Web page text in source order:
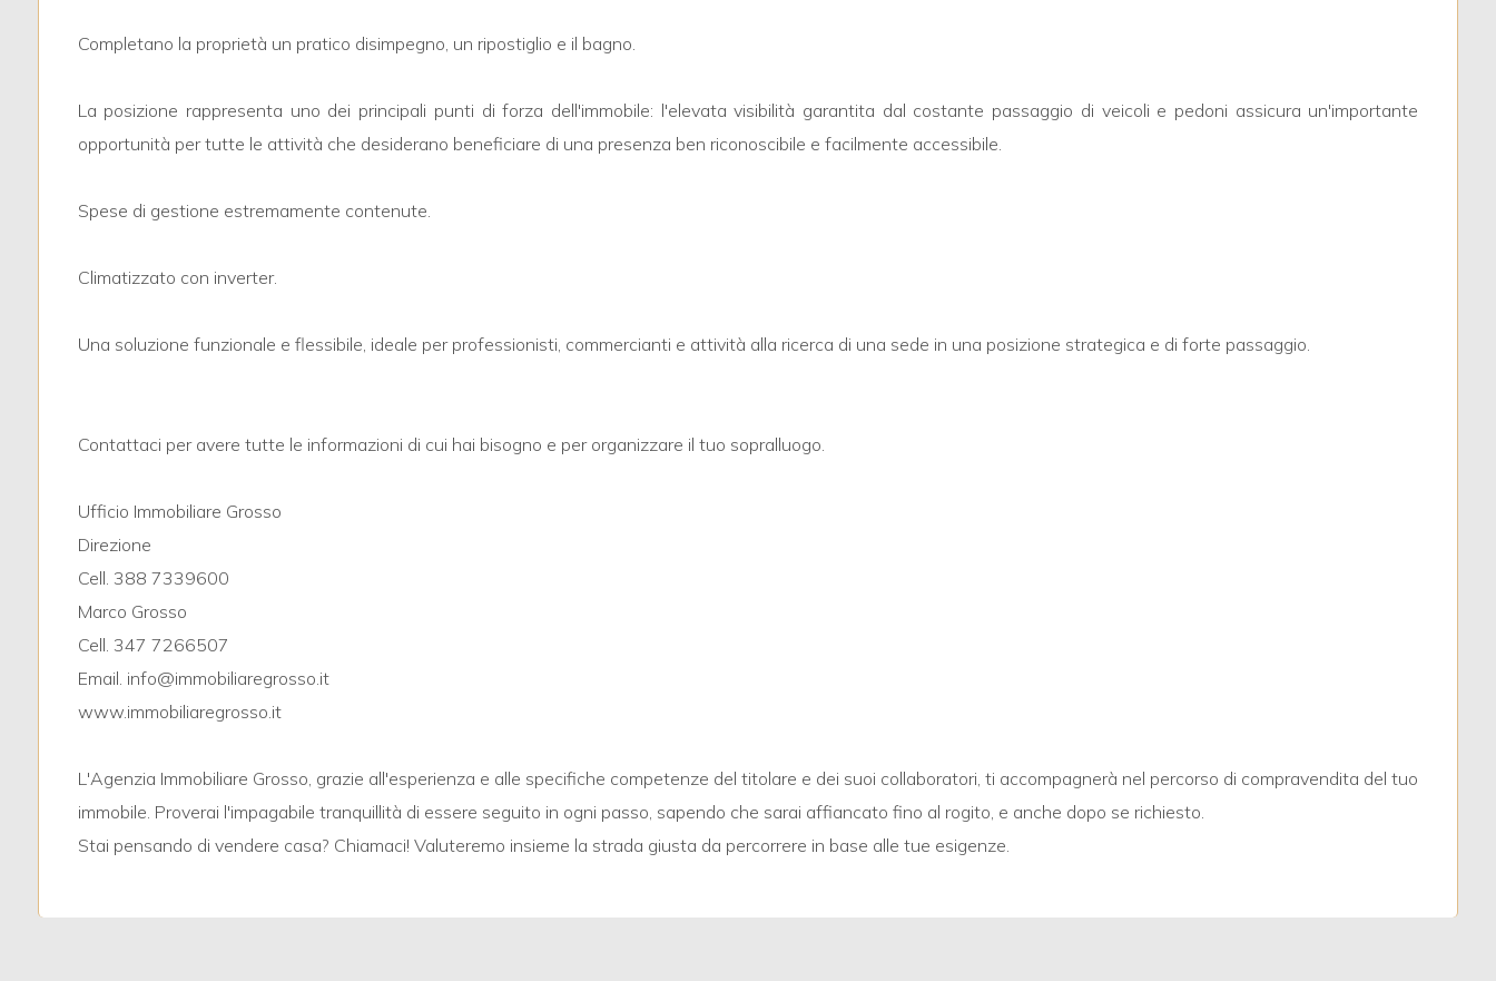
Completano la proprietà un pratico disimpegno, un ripostiglio e il bagno.
La posizione rappresenta uno dei principali punti di forza dell'immobile: l'elevata visibilità garantita dal costante passaggio di veicoli e pedoni assicura un'importante
opportunità per tutte le attività che desiderano beneficiare di una presenza ben riconoscibile e facilmente accessibile.
Spese di gestione estremamente contenute.
Climatizzato con inverter.
Una soluzione funzionale e flessibile, ideale per professionisti, commercianti e attività alla ricerca di una sede in una posizione strategica e di forte passaggio.
Contattaci per avere tutte le informazioni di cui hai bisogno e per organizzare il tuo sopralluogo.
Ufficio Immobiliare Grosso
Direzione
Cell. 388 7339600
Marco Grosso
Cell. 347 7266507
Email. info@immobiliaregrosso.it
www.immobiliaregrosso.it
L'Agenzia Immobiliare Grosso, grazie all'esperienza e alle specifiche competenze del titolare e dei suoi collaboratori, ti accompagnerà nel percorso di compravendita del tuo
immobile. Proverai l'impagabile tranquillità di essere seguito in ogni passo, sapendo che sarai affiancato fino al rogito, e anche dopo se richiesto.
Stai pensando di vendere casa? Chiamaci! Valuteremo insieme la strada giusta da percorrere in base alle tue esigenze.
Bagni